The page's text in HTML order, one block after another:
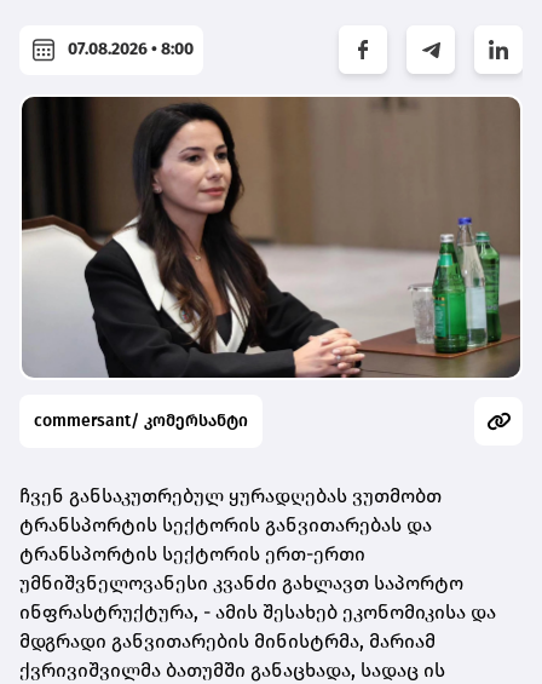
07.08.2026 • 8:00
commersant/ კომერსანტი
ჩვენ განსაკუთრებულ ყურადღებას ვუთმობთ
ტრანსპორტის სექტორის განვითარებას და
ტრანსპორტის სექტორის ერთ-ერთი
უმნიშვნელოვანესი კვანძი გახლავთ საპორტო
ინფრასტრუქტურა, - ამის შესახებ ეკონომიკისა და
მდგრადი განვითარების მინისტრმა, მარიამ
ქვრივიშვილმა ბათუმში განაცხადა, სადაც ის